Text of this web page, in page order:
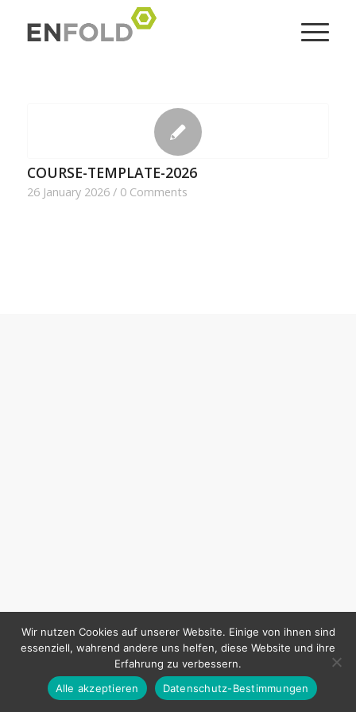
COURSE-TEMPLATE-2026
26 January 2026 / 0 Comments
Wir nutzen Cookies auf unserer Website. Einige von ihnen sind
essenziell, wahrend andere uns helfen, diese Website und ihre
Erfahrung zu verbessern.
Alle akzeptieren
Datenschutz-Bestimmungen